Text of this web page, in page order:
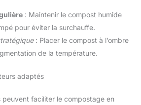
: Maintenir le compost humide
pour éviter la surchauffe.
: Placer le compost à l’ombre
de la température.
adaptés
peuvent faciliter le compostage en